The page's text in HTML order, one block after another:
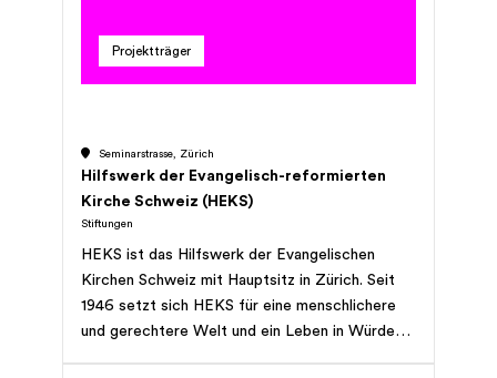
Projektträger
Seminarstrasse, Zürich
Hilfswerk der Evangelisch-reformierten
Kirche Schweiz (HEKS)
Stiftungen
HEKS ist das Hilfswerk der Evangelischen
Kirchen Schweiz mit Hauptsitz in Zürich. Seit
1946 setzt sich HEKS für eine menschlichere
und gerechtere Welt und ein Leben in Würde